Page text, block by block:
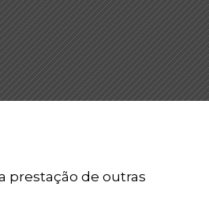
prestação de outras